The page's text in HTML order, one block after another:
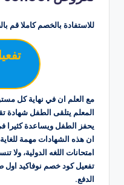
للاستفادة بالخصم كاملا قم
مع العلم ان في نهاية كل
يحفز الطفل ويساعدة كثيرا
ان هذه الشهادات مهمة
امتحانات اللغه الدولية،
تفعيل كود خصم نوفاكيد اول
الدفع.